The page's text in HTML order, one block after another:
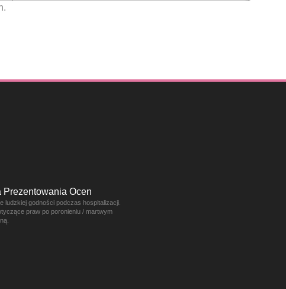
Prezentowania Ocen
ludzkiej godności podczas hospitalizacji.
praw po poronieniu / martwym